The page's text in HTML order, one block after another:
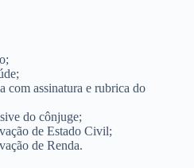
com assinatura e rubrica do
do cônjuge;
de Estado Civil;
de Renda.